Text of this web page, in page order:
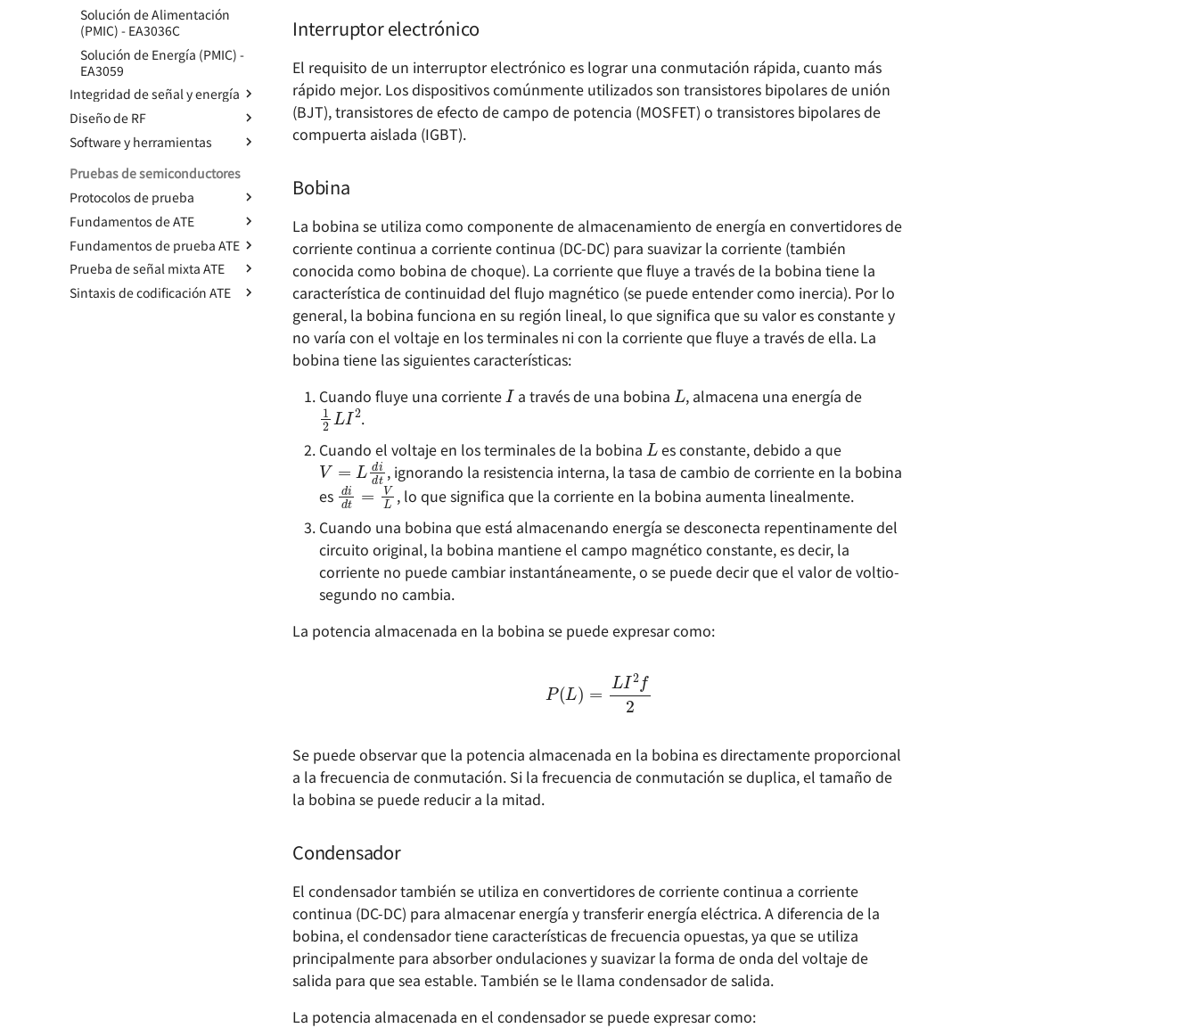
Solución de Alimentación
(PMIC) - EA3036C
Solución de Energía (PMIC) -
EA3059
Integridad de señal y energía
Diseño de circuitos de alta
velocidad 🚧
Conceptos Fundamentales
Integridad de la señal:
Dominio del tiempo y
Dominio de frecuencia
Integridad de la Señal -
Impedancia y Modelos
Eléctricos
Diseño de RF
Radiofrecuencia -
Conductores
Radiofrecuencia -
Componentes y sistemas -
Resistencia
Radiofrecuencia -
Componentes y Sistemas -
Capacitores
Software y herramientas
Consejos útiles para AD
AD Basic Operations -
Environment Setup
Operaciones Básicas de AD -
Fundamentos
AD 基本操作 - 原理图绘制
AD 基本操作 - Diseño de
Pruebas de semiconductores
Protocolos de prueba
Test Interface y TIC básico
TIC en AHB
Fundamentos de ATE
Fundamentos de pruebas de
semiconductores - Conceptos
básicos
Fundamentos de Pruebas de
Fundamentos de prueba ATE
Prueba de Continuidad
Parámetros CC
Prueba de señal mixta ATE
Fundamentos de la Prueba
Sintaxis de codificación ATE
Interruptor electrónico
El requisito de un interruptor electrónico es lograr una conmutación rápida, cuanto más
rápido mejor. Los dispositivos comúnmente utilizados son transistores bipolares de unión
(BJT), transistores de efecto de campo de potencia (MOSFET) o transistores bipolares de
compuerta aislada (IGBT).
Bobina
La bobina se utiliza como componente de almacenamiento de energía en convertidores de
corriente continua a corriente continua (DC-DC) para suavizar la corriente (también
conocida como bobina de choque). La corriente que fluye a través de la bobina tiene la
característica de continuidad del flujo magnético (se puede entender como inercia). Por lo
general, la bobina funciona en su región lineal, lo que significa que su valor es constante y
no varía con el voltaje en los terminales ni con la corriente que fluye a través de ella. La
bobina tiene las siguientes características:
Cuando fluye una corriente
I
a través de una bobina , almacena una energía de
12LI2
.
Cuando el voltaje en los terminales de la bobina
es constante, debido a que
V=Ldidt
, ignorando la resistencia interna, la tasa de cambio de corriente en la bobina
es
didt=VL
, lo que significa que la corriente en la bobina aumenta linealmente.
Cuando una bobina que está almacenando energía se desconecta repentinamente del
circuito original, la bobina mantiene el campo magnético constante, es decir, la
corriente no puede cambiar instantáneamente, o se puede decir que el valor de voltio-
segundo no cambia.
La potencia almacenada en la bobina se puede expresar como:
I2f2
Se puede observar que la potencia almacenada en la bobina es directamente proporcional
a la frecuencia de conmutación. Si la frecuencia de conmutación se duplica, el tamaño de
la bobina se puede reducir a la mitad.
Condensador
El condensador también se utiliza en convertidores de corriente continua a corriente
continua (DC-DC) para almacenar energía y transferir energía eléctrica. A diferencia de la
bobina, el condensador tiene características de frecuencia opuestas, ya que se utiliza
principalmente para absorber ondulaciones y suavizar la forma de onda del voltaje de
salida para que sea estable. También se le llama condensador de salida.
La potencia almacenada en el condensador se puede expresar como: